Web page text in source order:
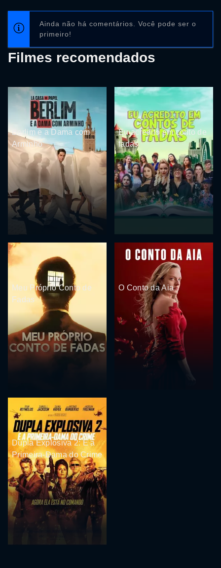
Ainda não há comentários. Você pode ser o
primeiro!
Filmes recomendados
Berlim e a Dama com
Arminho
Eu acredito em conto de
fadas
Meu Próprio Conto de
Fadas
O Conto da Aia
Dupla Explosiva 2: E a
Primeira-Dama do Crime